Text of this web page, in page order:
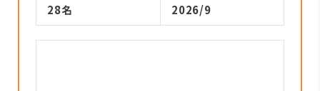
28名 2026/9